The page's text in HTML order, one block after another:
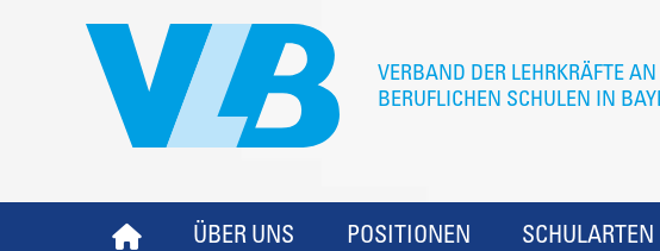
ÜBER UNS POSITIONEN SCHULARTEN